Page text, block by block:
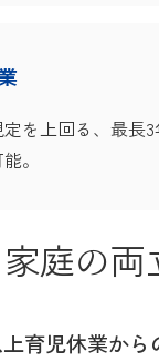
を上回る、最長
。
家庭の両
育児休業から